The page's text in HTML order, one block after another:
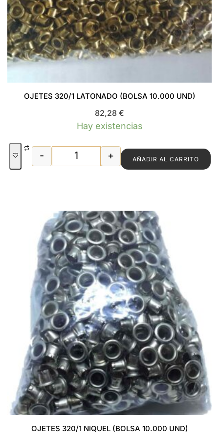
OJETES 320/1 LATONADO (BOLSA 10.000 UND)
82,28 €
Hay existencias
OJETES 320/1 LATONADO (BOLSA
- + AÑADIR AL CARRITO
OJETES 320/1 NIQUEL (BOLSA 10.000 UND)